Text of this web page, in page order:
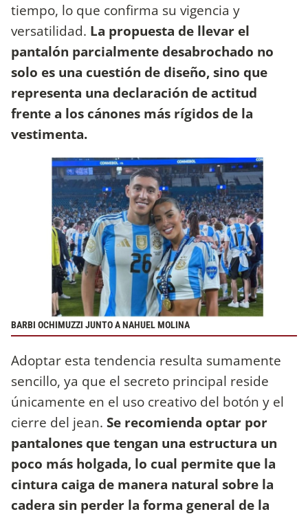
tiempo, lo que confirma su vigencia y
versatilidad. La propuesta de llevar el
pantalón parcialmente desabrochado no
solo es una cuestión de diseño, sino que
representa una declaración de actitud
frente a los cánones más rígidos de la
vestimenta.
BARBI OCHIMUZZI JUNTO A NAHUEL MOLINA
Adoptar esta tendencia resulta sumamente
sencillo, ya que el secreto principal reside
únicamente en el uso creativo del botón y el
cierre del jean. Se recomienda optar por
pantalones que tengan una estructura un
poco más holgada, lo cual permite que la
cintura caiga de manera natural sobre la
cadera sin perder la forma general de la